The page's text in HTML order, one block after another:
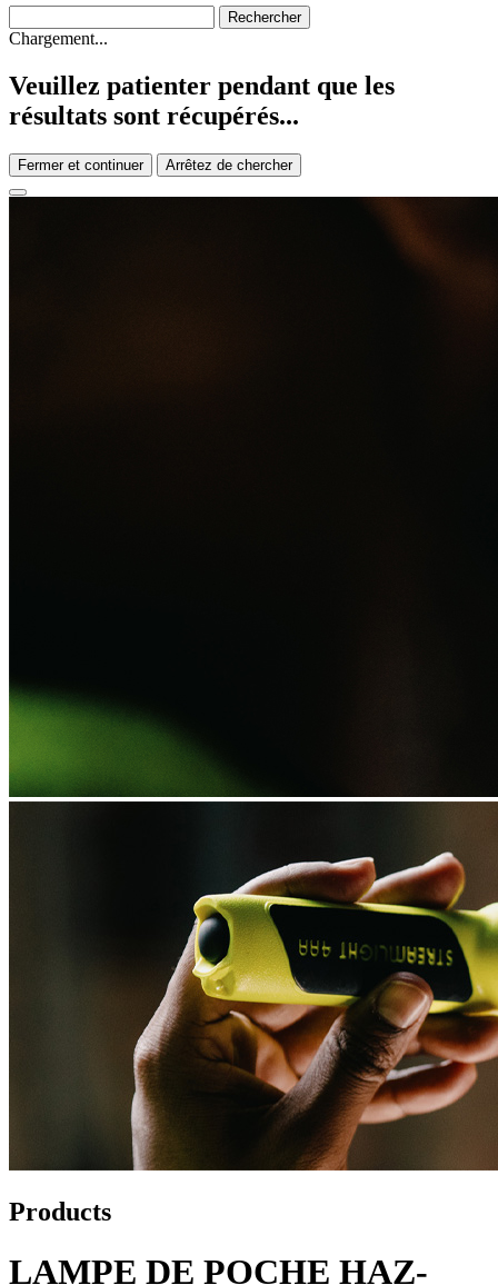
Chargement...
Veuillez patienter pendant que les
résultats sont récupérés...
Fermer et continuer Arrêtez de chercher
Products
LAMPE DE POCHE HAZ-